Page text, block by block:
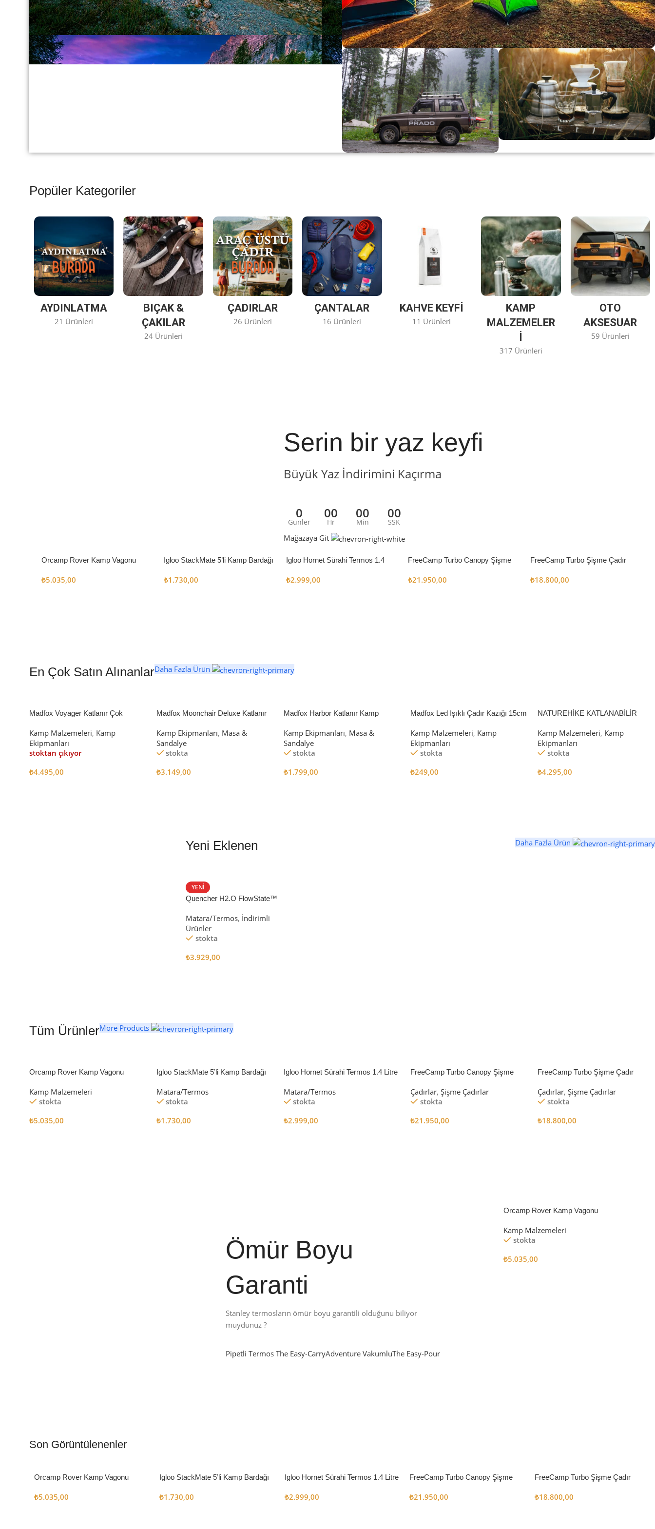
Büyük Yaz İndirimi
0
Günler
00
Hr
00
Min
00
SSK
Alışverişe Başla
Popüler Kategoriler
AYDINLATMA
21 Ürünleri
BIÇAK &
ÇAKILAR
24 Ürünleri
ÇADIRLAR
26 Ürünleri
ÇANTALAR
16 Ürünleri
KAHVE KEYFİ
11 Ürünleri
KAMP
MALZEMELER
317 Ürünleri
OTO
AKSESUAR
59 Ürünleri
Serin bir yaz keyfi
Büyük Yaz İndirimini Kaçırma
0
Günler
00
Hr
00
Min
00
SSK
Mağazaya Git
Orcamp Rover Kamp Vagonu
₺5.035,00
Igloo StackMate 5’li Kamp Bardağı
₺1.730,00
Igloo Hornet Sürahi Termos 1.4
₺2.999,00
FreeCamp Turbo Canopy Şişme
₺21.950,00
FreeCamp Turbo Şişme Çadır
₺18.800,00
En Çok Satın AlınanlarDaha Fazla Ürün
Madfox Voyager Katlanır Çok
BLACK
Kamp Malzemeleri, Kamp
Ekipmanları
stoktan çıkıyor
₺4.495,00
Madfox Moonchair Deluxe Katlanır
Kamp Ekipmanları, Masa &
Sandalye
stokta
₺3.149,00
Madfox Harbor Katlanır Kamp
Kamp Ekipmanları, Masa &
Sandalye
stokta
₺1.799,00
Madfox Led Işıklı Çadır Kazığı 15cm
Kamp Malzemeleri, Kamp
Ekipmanları
stokta
₺249,00
NATUREHİKE KATLANABİLİR
Kamp Malzemeleri, Kamp
Ekipmanları
stokta
₺4.295,00
Yeni Eklenen Daha Fazla Ürün
YENI
Quencher H2.O FlowState™
Matara/Termos, İndirimli
Ürünler
stokta
₺3.929,00
Tüm ÜrünlerMore Products
Orcamp Rover Kamp Vagonu
Kamp Malzemeleri
stokta
₺5.035,00
Igloo StackMate 5’li Kamp Bardağı
Matara/Termos
stokta
₺1.730,00
Igloo Hornet Sürahi Termos 1.4 Litre
Matara/Termos
stokta
₺2.999,00
FreeCamp Turbo Canopy Şişme
Çadırlar, Şişme Çadırlar
stokta
₺21.950,00
FreeCamp Turbo Şişme Çadır
Çadırlar, Şişme Çadırlar
stokta
₺18.800,00
Ömür Boyu
Garanti
Stanley termosların ömür boyu garantili olduğunu biliyor
muydunuz ?
Pipetli TermosThe Easy-CarryAdventure VakumluThe Easy-Pour
Kampçı Şefler İçin
Orcamp Rover Kamp Vagonu
Kamp Malzemeleri
stokta
₺5.035,00
Son Görüntülenenler
Orcamp Rover Kamp Vagonu
₺5.035,00
Igloo StackMate 5’li Kamp Bardağı
₺1.730,00
Igloo Hornet Sürahi Termos 1.4 Litre
₺2.999,00
FreeCamp Turbo Canopy Şişme
₺21.950,00
FreeCamp Turbo Şişme Çadır
₺18.800,00